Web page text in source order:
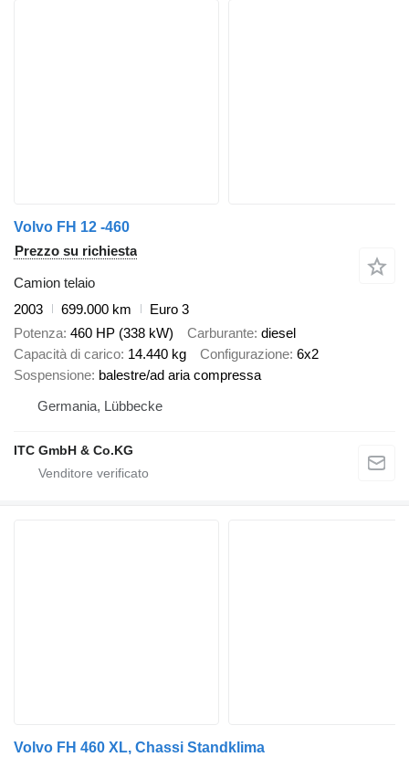
Volvo FH 12 -460
Prezzo su richiesta
Camion telaio
2003
699.000 km
Euro 3
Potenza 460 HP (338 kW) Carburante diesel
Capacità di carico 14.440 kg Configurazione 6x2
Sospensione balestre/ad aria compressa
Germania, Lübbecke
ITC GmbH & Co.KG
Volvo FH 460 XL, Chassi Standklima